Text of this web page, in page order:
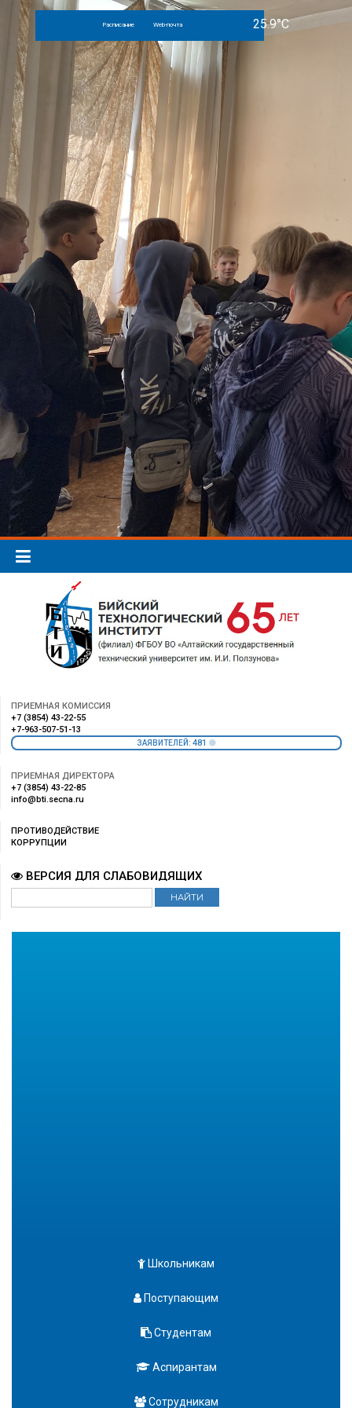
Расписание Web-почта
ПРИЕМНАЯ КОМИССИЯ
+7 (3854) 43-22-55
+7-963-507-51-13
ЗАЯВИТЕЛЕЙ: 481
ПРИЕМНАЯ ДИРЕКТОРА
+7 (3854) 43-22-85
info@bti.secna.ru
ПРОТИВОДЕЙСТВИЕ
КОРРУПЦИИ
ВЕРСИЯ ДЛЯ СЛАБОВИДЯЩИХ
Школьникам
Поступающим
Студентам
Аспирантам
Сотрудникам